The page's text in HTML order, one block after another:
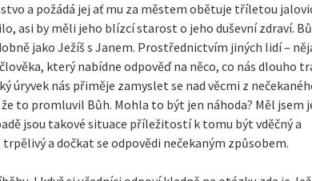
a požádá jej ať mu za městem obětuje tříletou
asi by měli jeho blízcí starost o jeho duševní zdraví.
jako Ježíš s Janem. Prostřednictvím jiných lidí –
který nabídne odpověď na něco, co nás dlouho
úryvek nás přiměje zamyslet se nad věcmi z
to promluvil Bůh. Mohla to být jen náhoda? Měl jsem
jsou takové situace příležitostí k tomu být vděčný a
a dočkat se odpovědi nečekaným způsobem.